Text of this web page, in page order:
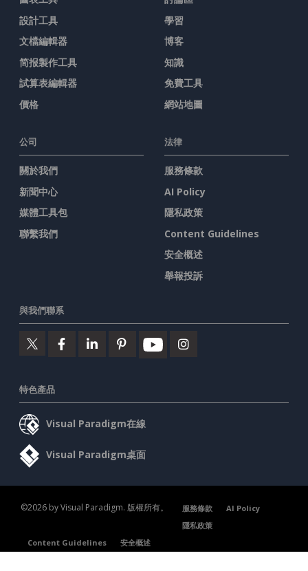
設計工具
文檔編輯器
简报製作工具
試算表編輯器
價格
學習
博客
知識
免費工具
網站地圖
公司
關於我們
新聞中心
媒體工具包
聯繫我們
法律
服務條款
AI Policy
隱私政策
Content Guidelines
安全概述
舉報投訴
與我們聯系
特色產品
Visual Paradigm在線
Visual Paradigm桌面
©2026 by Visual Paradigm. 版權所有。 服務條款
AI Policy
隱私政策
Content Guidelines
安全概述